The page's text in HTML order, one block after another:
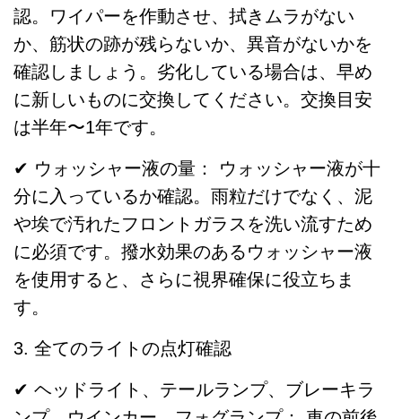
認。ワイパーを作動させ、拭きムラがない
か、筋状の跡が残らないか、異音がないかを
確認しましょう。劣化している場合は、早め
に新しいものに交換してください。交換目安
は半年〜1年です。
✔ ウォッシャー液の量： ウォッシャー液が十
分に入っているか確認。雨粒だけでなく、泥
や埃で汚れたフロントガラスを洗い流すため
に必須です。撥水効果のあるウォッシャー液
を使用すると、さらに視界確保に役立ちま
す。
3. 全てのライトの点灯確認
✔ ヘッドライト、テールランプ、ブレーキラ